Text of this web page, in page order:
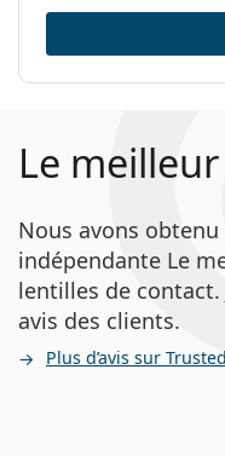
Le
Nous avons
indépendante Le
lentilles de
avis des clients.
Plus d’avis sur